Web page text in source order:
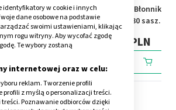
100 mg, tabletki
30 szt.
PLN
Sanprobi Błonnik GOS,
proszek, 30 sasz.
53,39 PLN
w cookie i innych
dane osobowe na podstawie
swoimi ustawieniami, klikając
rogu witryny. Aby wycofać zgodę
Te wybory zostaną
internetowej oraz w celu:
reklam. Tworzenie profili
z myślą o personalizacji treści.
Poznawanie odbiorców dzięki